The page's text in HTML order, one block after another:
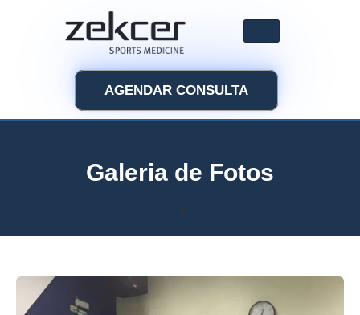
AGENDAR CONSULTA
Galeria de Fotos